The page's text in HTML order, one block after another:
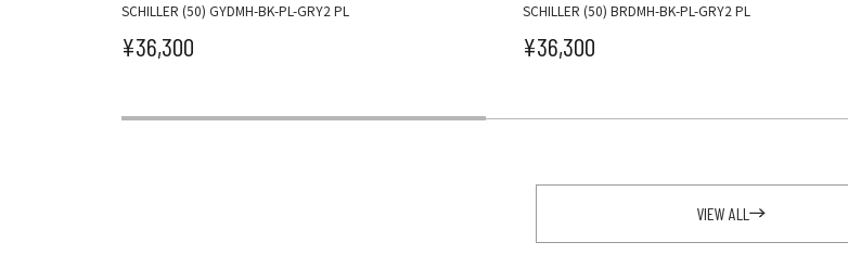
SCHILLER (50) GYDMH-BK-PL-GRY2 PL
セール価格
¥36,300
SCHILLER (50) BRDMH-BK-PL-GRY2 PL
セール価格
¥36,300
VIEW ALL